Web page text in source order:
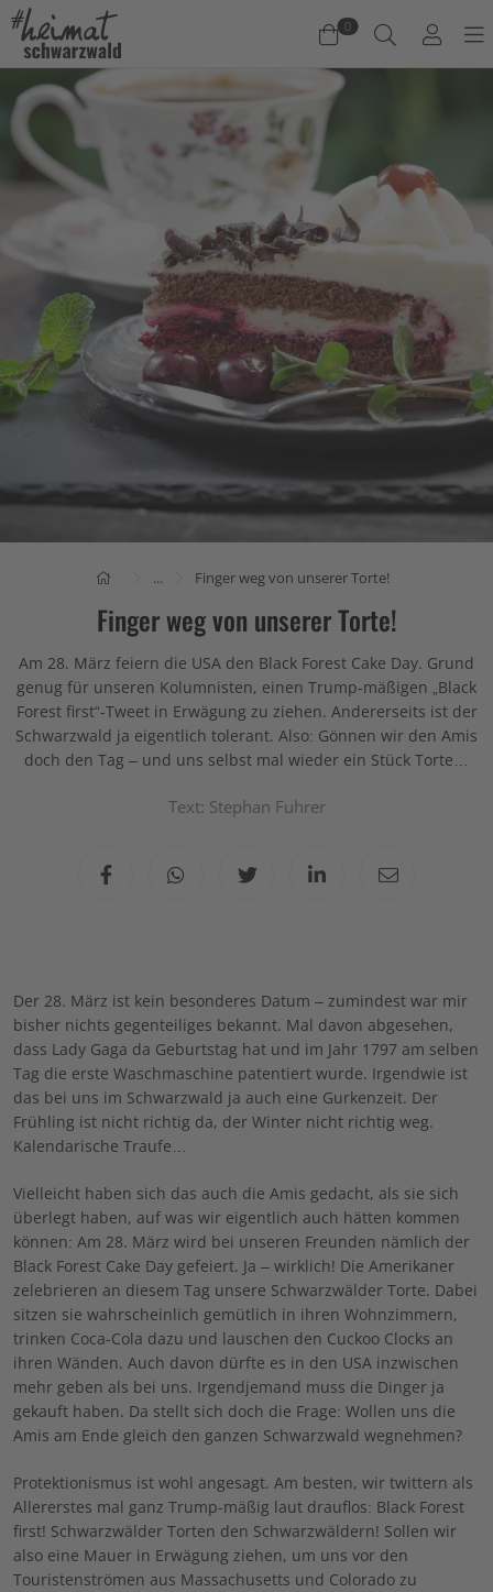
0
Warenkorb
Es befinden sich keine Produkte im Warenkorb.
Jetzt einkaufen
... Finger weg von unserer Torte!
Finger weg von unserer Torte!
Am 28. März feiern die USA den Black Forest Cake Day. Grund
genug für unseren Kolumnisten, einen Trump-mäßigen „Black
Forest first“-Tweet in Erwägung zu ziehen. Andererseits ist der
Schwarzwald ja eigentlich tolerant. Also: Gönnen wir den Amis
doch den Tag – und uns selbst mal wieder ein Stück Torte…
Text: Stephan Fuhrer
Der 28. März ist kein besonderes Datum – zumindest war mir
bisher nichts gegenteiliges bekannt. Mal davon abgesehen,
dass Lady Gaga da Geburtstag hat und im Jahr 1797 am selben
Tag die erste Waschmaschine patentiert wurde. Irgendwie ist
das bei uns im Schwarzwald ja auch eine Gurkenzeit. Der
Frühling ist nicht richtig da, der Winter nicht richtig weg.
Kalendarische Traufe…
Vielleicht haben sich das auch die Amis gedacht, als sie sich
überlegt haben, auf was wir eigentlich auch hätten kommen
können: Am 28. März wird bei unseren Freunden nämlich der
Black Forest Cake Day gefeiert. Ja – wirklich! Die Amerikaner
zelebrieren an diesem Tag unsere Schwarzwälder Torte. Dabei
sitzen sie wahrscheinlich gemütlich in ihren Wohnzimmern,
trinken Coca-Cola dazu und lauschen den Cuckoo Clocks an
ihren Wänden. Auch davon dürfte es in den USA inzwischen
mehr geben als bei uns. Irgendjemand muss die Dinger ja
gekauft haben. Da stellt sich doch die Frage: Wollen uns die
Amis am Ende gleich den ganzen Schwarzwald wegnehmen?
Protektionismus ist wohl angesagt. Am besten, wir twittern als
Allererstes mal ganz Trump-mäßig laut drauflos: Black Forest
first! Schwarzwälder Torten den Schwarzwäldern! Sollen wir
also eine Mauer in Erwägung ziehen, um uns vor den
Touristenströmen aus Massachusetts und Colorado zu